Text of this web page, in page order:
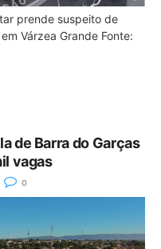
prende suspeito de
Várzea Grande Fonte:
de Barra do Garças
vagas
0